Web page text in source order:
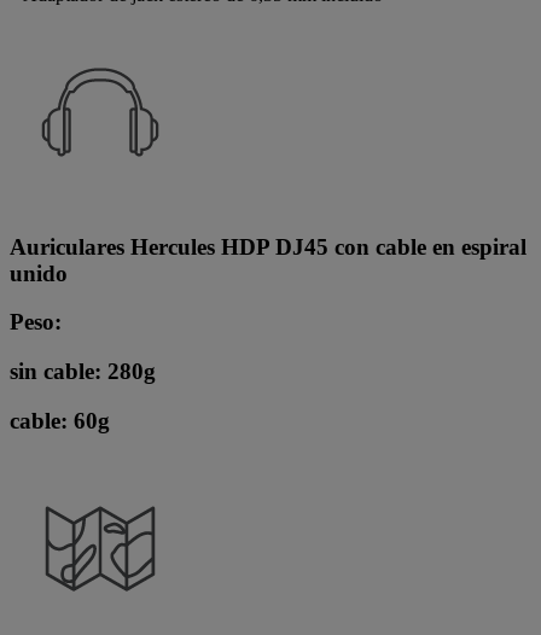
Auriculares Hercules HDP DJ45 con cable en espiral
unido
Peso:
sin cable: 280g
cable: 60g